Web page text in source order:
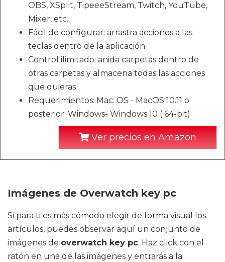
OBS, XSplit, TipeeeStream, Twitch, YouTube,
Mixer, etc.
Fácil de configurar: arrastra acciones a las
teclas dentro de la aplicación
Control ilimitado: anida carpetas dentro de
otras carpetas y almacena todas las acciones
que quieras
Requerimientos: Mac: OS - MacOS 10.11 o
posterior; Windows- Windows 10 ( 64-bit)
Ver precios en Amazon
Imágenes de Overwatch key pc
Si para ti es más cómodo elegir de forma visual los
artículos, puedes observar aquí un conjunto de
imágenes de overwatch key pc. Haz click con el
ratón en una de las imágenes y entrarás a la